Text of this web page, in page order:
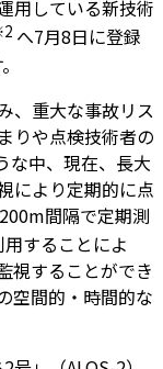
用している新技術
へ7月8日に登録
、重大な事故リス
りや点検技術者の
な中、現在、長大
により定期的に点
間隔で定期測
することによ
視することができ
空間的・時間的な